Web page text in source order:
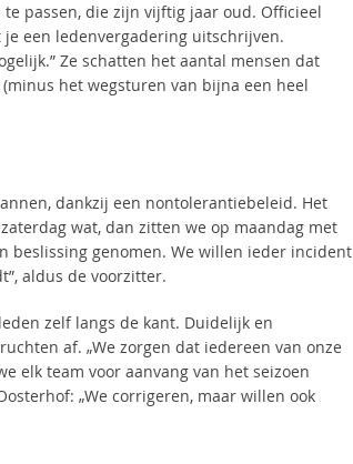
passen, die zijn vijftig jaar oud. Officieel
een ledenvergadering uitschrijven.
Ze schatten het aantal mensen dat
het wegsturen van bijna een heel
dankzij een nontolerantiebeleid. Het
wat, dan zitten we op maandag met
beslissing genomen. We willen ieder incident
aldus de voorzitter.
zelf langs de kant. Duidelijk en
af. „We zorgen dat iedereen van onze
elk team voor aanvang van het seizoen
„We corrigeren, maar willen ook